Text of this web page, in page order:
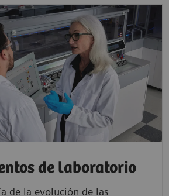
de laboratorio
de la evolución de las